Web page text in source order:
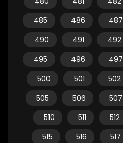
485
486 487
490
491 492
495
496 497
500
501 502
505
506 507
510
511 512
515
516 517